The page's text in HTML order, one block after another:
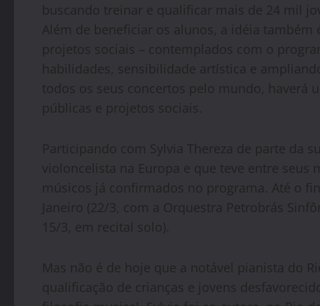
buscando treinar e qualificar mais de 24 mil
Além de beneficiar os alunos, a idéia
projetos sociais – contemplados com o
habilidades, sensibilidade artística e
todos os seus concertos pelo mundo, haverá
públicas e projetos sociais.
Participando com Sylvia Thereza de parte da
violoncelista na Europa e que teve entre seus
músicos já confirmados no programa. Até o
Janeiro (22/3, com a Orquestra Petrobrás
15/3, em recital solo).
Mas não é de hoje que a notável pianista do
qualificação de crianças e jovens